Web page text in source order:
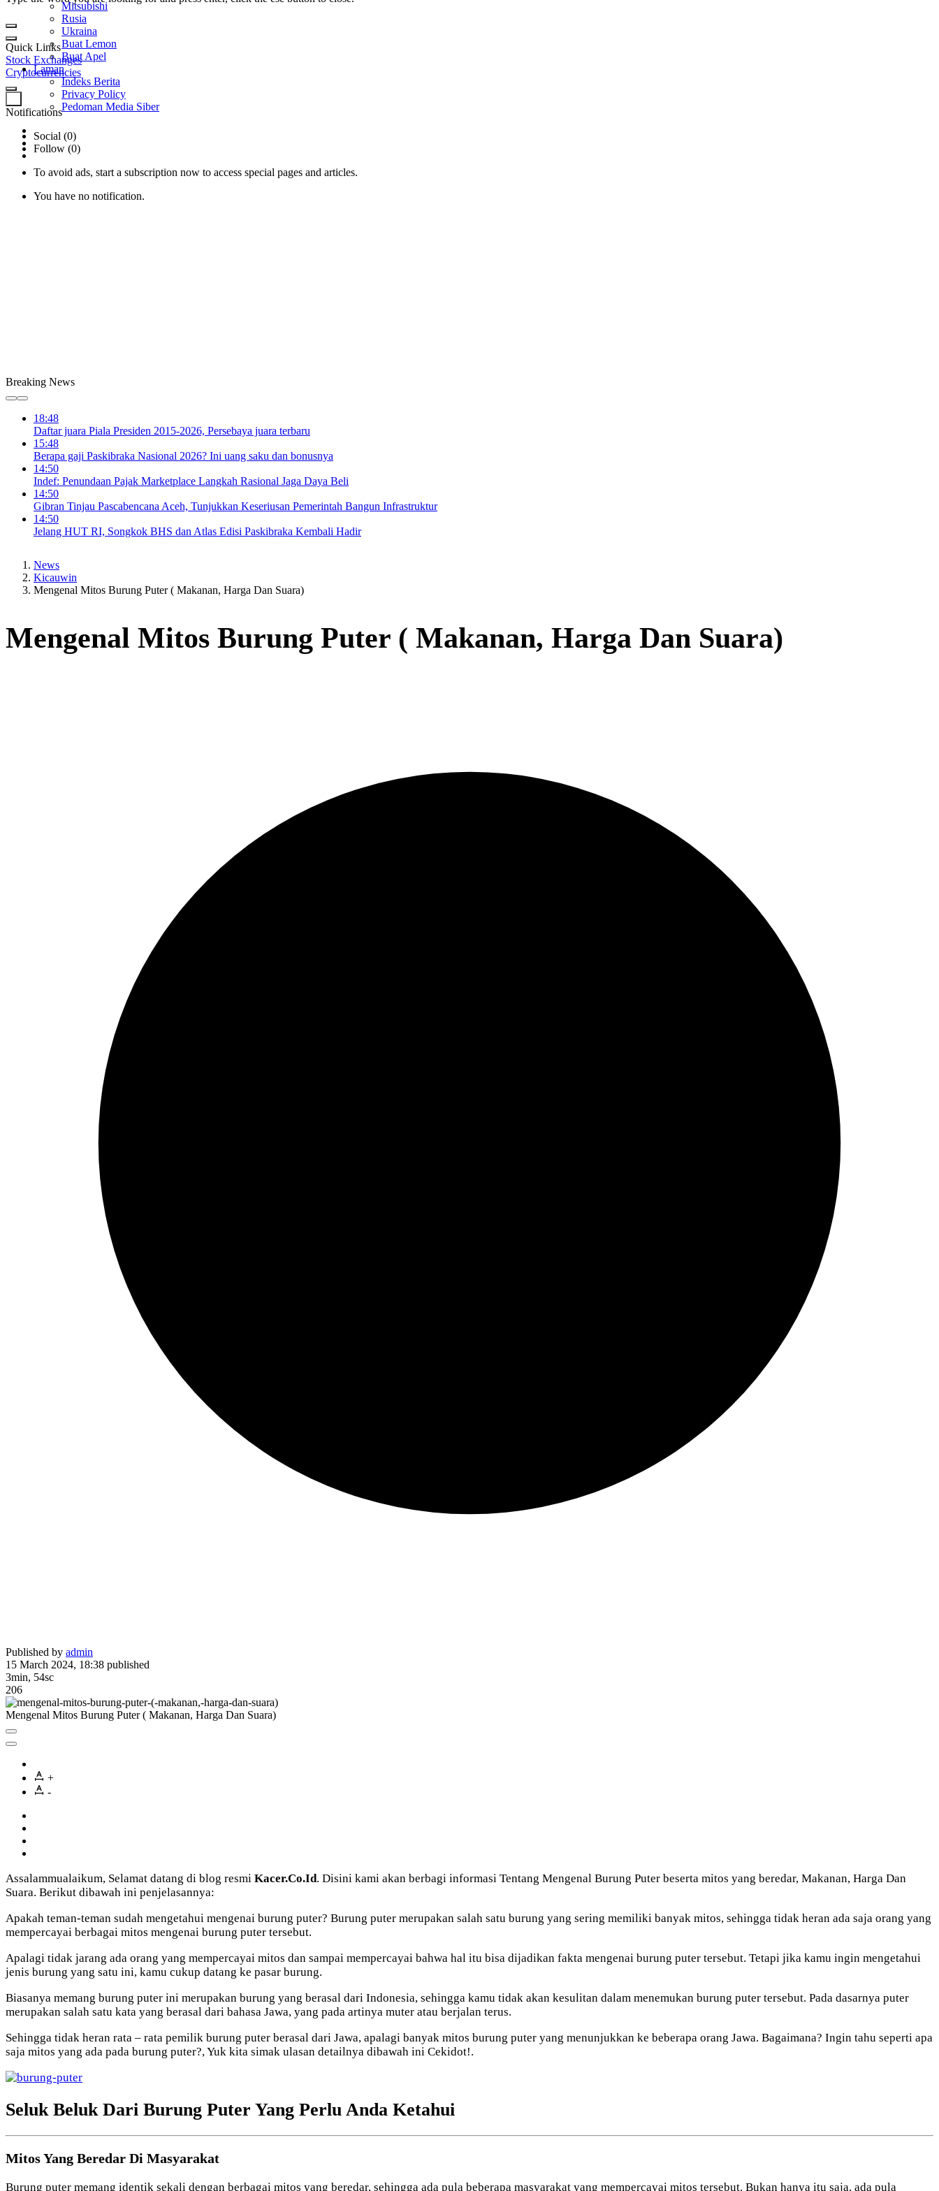
Quick Links
Stock Exchanges
Cryptocurrencies
Notifications
Social (0)
Follow (0)
To avoid ads, start a subscription now to access special pages and articles.
You have no notification.
Mitsubishi
Rusia
Ukraina
Buat Lemon
Buat Apel
Laman
Indeks Berita
Privacy Policy
Pedoman Media Siber
Breaking News
18:48
Daftar juara Piala Presiden 2015-2026, Persebaya juara terbaru
15:48
Berapa gaji Paskibraka Nasional 2026? Ini uang saku dan bonusnya
14:50
Indef: Penundaan Pajak Marketplace Langkah Rasional Jaga Daya Beli
14:50
Gibran Tinjau Pascabencana Aceh, Tunjukkan Keseriusan Pemerintah Bangun Infrastruktur
14:50
Jelang HUT RI, Songkok BHS dan Atlas Edisi Paskibraka Kembali Hadir
News
Kicauwin
Mengenal Mitos Burung Puter ( Makanan, Harga Dan Suara)
Mengenal Mitos Burung Puter ( Makanan, Harga Dan Suara)
Published by admin
15 March 2024, 18:38 published
3min, 54sc
206
Mengenal Mitos Burung Puter ( Makanan, Harga Dan Suara)
+
-
Assalammualaikum, Selamat datang di blog resmi Kacer.Co.Id. Disini kami akan berbagi informasi Tentang Mengenal Burung Puter beserta mitos yang beredar, Makanan, Harga Dan
Suara. Berikut dibawah ini penjelasannya:
Apakah teman-teman sudah mengetahui mengenai burung puter? Burung puter merupakan salah satu burung yang sering memiliki banyak mitos, sehingga tidak heran ada saja orang yang
mempercayai berbagai mitos mengenai burung puter tersebut.
Apalagi tidak jarang ada orang yang mempercayai mitos dan sampai mempercayai bahwa hal itu bisa dijadikan fakta mengenai burung puter tersebut. Tetapi jika kamu ingin mengetahui
jenis burung yang satu ini, kamu cukup datang ke pasar burung.
Biasanya memang burung puter ini merupakan burung yang berasal dari Indonesia, sehingga kamu tidak akan kesulitan dalam menemukan burung puter tersebut. Pada dasarnya puter
merupakan salah satu kata yang berasal dari bahasa Jawa, yang pada artinya muter atau berjalan terus.
Sehingga tidak heran rata – rata pemilik burung puter berasal dari Jawa, apalagi banyak mitos burung puter yang menunjukkan ke beberapa orang Jawa. Bagaimana? Ingin tahu seperti apa
saja mitos yang ada pada burung puter?, Yuk kita simak ulasan detailnya dibawah ini Cekidot!.
Seluk Beluk Dari Burung Puter Yang Perlu Anda Ketahui
Mitos Yang Beredar Di Masyarakat
Burung puter memang identik sekali dengan berbagai mitos yang beredar, sehingga ada pula beberapa masyarakat yang mempercayai mitos tersebut. Bukan hanya itu saja, ada pula